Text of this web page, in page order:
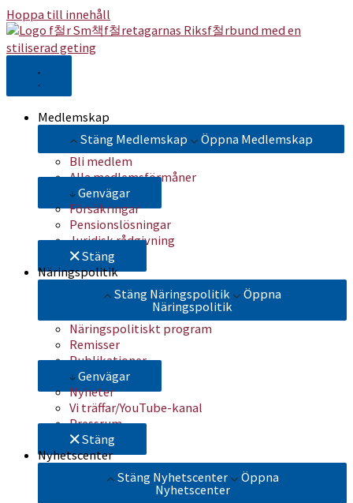
Hoppa till innehåll
Medlemskap
Stäng Medlemskap
Öppna Medlemskap
Bli medlem
Alla medlemsförmåner
Genvägar
Försäkringar
Pensionslösningar
Juridisk rådgivning
Stäng
Näringspolitik
Stäng Näringspolitik
Öppna
Näringspolitik
Näringspolitiskt program
Remisser
Publikationer
Genvägar
Nyheter
Vi träffar/YouTube-kanal
Pressrum
Stäng
Nyhetscenter
Stäng Nyhetscenter
Öppna
Nyhetscenter